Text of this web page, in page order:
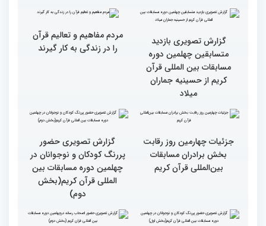
مهمانان در غرفه های
نمایشگاهی چهلمین دوره
مسابقات بین المللی قران
کریم(بخش دوم)
گزارش تصویری حضور
مهمانان در غرفه های
نمایشگاهی چهلمین دوره
متسابقین چهلمین دوره
مسابقات بین المللی قرآن
کریم از حسینیه جماران
مردم مفاهیم و تعالیم قرآن
را در زندگی به کار گیرند